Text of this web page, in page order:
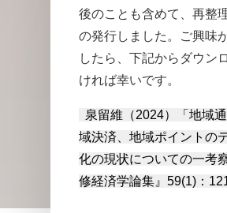
後のことも含めて、再整
の発行しました。ご興味
したら、下記からダウン
ければ幸いです。
泉留維（2024）「地域
域決済、地域ポイントの
化の現状についての一考
修経済学論集』59(1)：